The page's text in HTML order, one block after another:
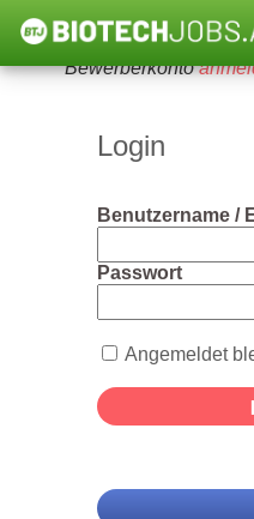
Um diese Funktion
Bewerberkonto
Login
Benutzername /
Passwort
Angemeldet